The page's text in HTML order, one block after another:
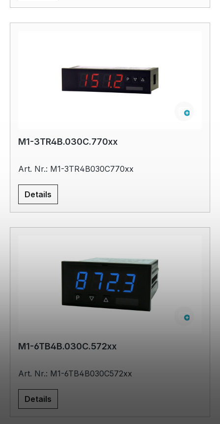
M1-3TR4B.030C.770xx
Art. Nr.: M1-3TR4B030C770xx
Details
M1-6TB4B.030C.572xx
Art. Nr.: M1-6TB4B030C572xx
Details